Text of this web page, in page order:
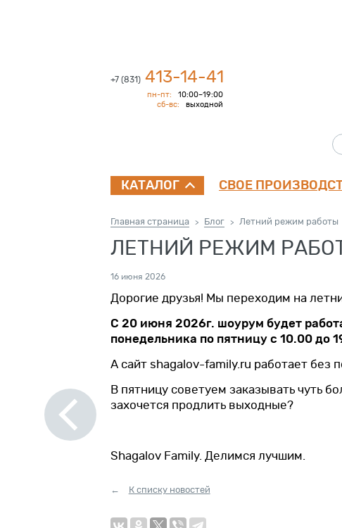
пн-пт: 10:00–19:00
сб-вс: выходной
+7 (831) 413-14-41
КАТАЛОГ СВОЕ
Главная страница > Блог > Летний режим работы
ЛЕТНИЙ РЕЖИМ
16 июня 2026
Дорогие друзья! Мы переходим на
С 20 июня 2026г. шоурум будет
понедельника по пятницу с 10.00 до
А сайт shagalov-family.ru работает без
В пятницу советуем заказывать чуть
захочется продлить выходные?
Shagalov Family. Делимся лучшим.
К списку новостей
Вперед